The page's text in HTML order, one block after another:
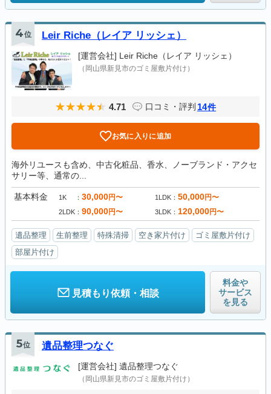
4位 Leir Riche（レイア リッシェ）
[運営会社] Leir Riche（レイア リッシェ）
（岡山県新見市のゴミ屋敷片付け）
4.71 口コミ・評判 14件
お気に入りに追加
海外リユースも含め、中古化粧品、香水、ノーブランド・アクセ
サリー等、通常の...
基本料金 1K 30,000円〜 1LDK 50,000円〜
2LDK 90,000円〜 3LDK 120,000円〜
遺品整理 生前整理 特殊清掃 空き家片付け
ゴミ屋敷片付け
部屋片付け
見積もり依頼・相談
料金や
サービス
を見る
5位 遺品整理つなぐ
[運営会社] 遺品整理つなぐ
（岡山県新見市のゴミ屋敷片付け）